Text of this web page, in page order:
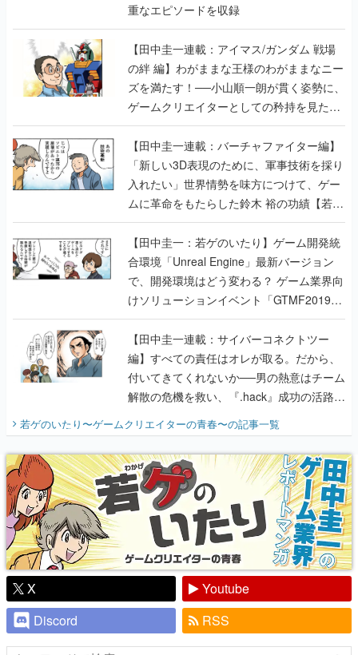
重なエピソードを収録
【田中圭一連載：アイマス/ガンダム 戦場
の絆 編】わがままな王様のわがままなニー
ズを満たす！──小山順一朗が貫く姿勢に、
ゲームクリエイターとしての矜持を見た
【若ゲのいたり最終回】
【田中圭一連載：バーチャファイター編】
「新しい3D表現のために、軍事技術を採り
入れたい」世界情勢を味方につけて、ゲー
ムに革命をもたらした鈴木 裕の功績【若ゲ
のいたり】
【田中圭一：若ゲのいたり】ゲーム開発統
合環境「Unreal Engine」最新バージョン
で、開発環境はどう変わる？ ゲーム業界向
けソリューションイベント「GTMF2019」
に行って、より理解を深めよう【PR】
【田中圭一連載：サイバーコネクトツー
編】すべての責任はオレが取る。だから、
付いてきてくれないか──男の熱意はチーム
解散の危機を救い、『.hack』成功の活路を
『少年ジャンプ』色だった【若ゲのいた
り】
若ゲのいたり〜ゲームクリエイターの青春〜の記事一覧
X
Youtube
Discord
RSS